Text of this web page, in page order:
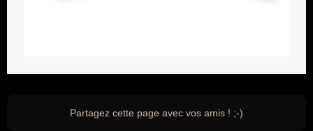
Partagez cette page avec vos amis ! ;-)